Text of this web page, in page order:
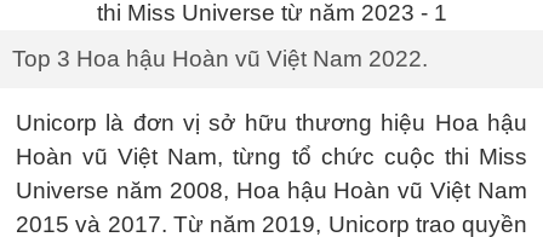
Top 3 Hoa hậu Hoàn vũ Việt Nam 2022.
Unicorp là đơn vị sở hữu thương hiệu Hoa hậu
Hoàn vũ Việt Nam, từng tổ chức cuộc thi Miss
Universe năm 2008, Hoa hậu Hoàn vũ Việt Nam
2015 và 2017. Từ năm 2019, Unicorp trao quyền